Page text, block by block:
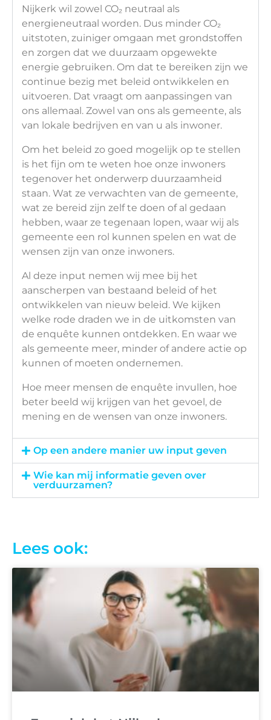
Nijkerk wil zowel CO₂ neutraal als
energieneutraal worden. Dus minder CO₂
uitstoten, zuiniger omgaan met grondstoffen
en zorgen dat we duurzaam opgewekte
energie gebruiken. Om dat te bereiken zijn we
continue bezig met beleid ontwikkelen en
uitvoeren. Dat vraagt om aanpassingen van
ons allemaal. Zowel van ons als gemeente, als
van lokale bedrijven en van u als inwoner.
Om het beleid zo goed mogelijk op te stellen
is het fijn om te weten hoe onze inwoners
tegenover het onderwerp duurzaamheid
staan. Wat ze verwachten van de gemeente,
wat ze bereid zijn zelf te doen of al gedaan
hebben, waar ze tegenaan lopen, waar wij als
gemeente een rol kunnen spelen en wat de
wensen zijn van onze inwoners.
Al deze input nemen wij mee bij het
aanscherpen van bestaand beleid of het
ontwikkelen van nieuw beleid. We kijken
welke rode draden we in de uitkomsten van
de enquête kunnen ontdekken. En waar we
als gemeente meer, minder of andere actie op
kunnen of moeten ondernemen.
Hoe meer mensen de enquête invullen, hoe
beter beeld wij krijgen van het gevoel, de
mening en de wensen van onze inwoners.
Op een andere manier uw input geven
Wie kan mij informatie geven over
verduurzamen?
Lees ook: